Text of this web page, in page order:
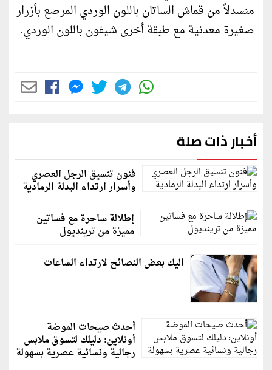
منسدلاً من قماش الساتان باللون الوردي المرصع بأزرار
صغيرة معدنية مع طبقة أخرى شيفون باللون الوردي.
أخبار ذات صلة
فنون تنسيق الرجل العصري
وأسرار ارتداء البدلة الرمادية
إطلالة ساحرة مع فساتين
مميزة من ترينديول
اليك بعض النصائح لارتداء الساعات
أحدث صيحات الموضة
أونلاين: دليلك لتسوق ملابس
رجالية ونسائية عصرية بسهولة